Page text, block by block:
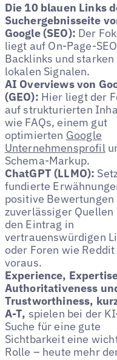
Die 10 blauen Links
Suchergebnisseite
Google (SEO): Der
liegt auf On-Page-
Backlinks und starken
lokalen Signalen.
AI Overviews von
(GEO): Hier liegt der
auf strukturierten
wie FAQs, einem gut
optimierten Google
Unternehmensprofil
Schema-Markup.
ChatGPT (LLMO):
fundierte
positive Bewertungen
zuverlässiger Quellen
den Eintrag in
vertrauenswürdigen
oder Foren wie Reddit
voraus.
Experience,
Authoritativeness
Trustworthiness,
A-T, spielen bei der
Suche für eine gute
Sichtbarkeit eine
Rolle – heute mehr